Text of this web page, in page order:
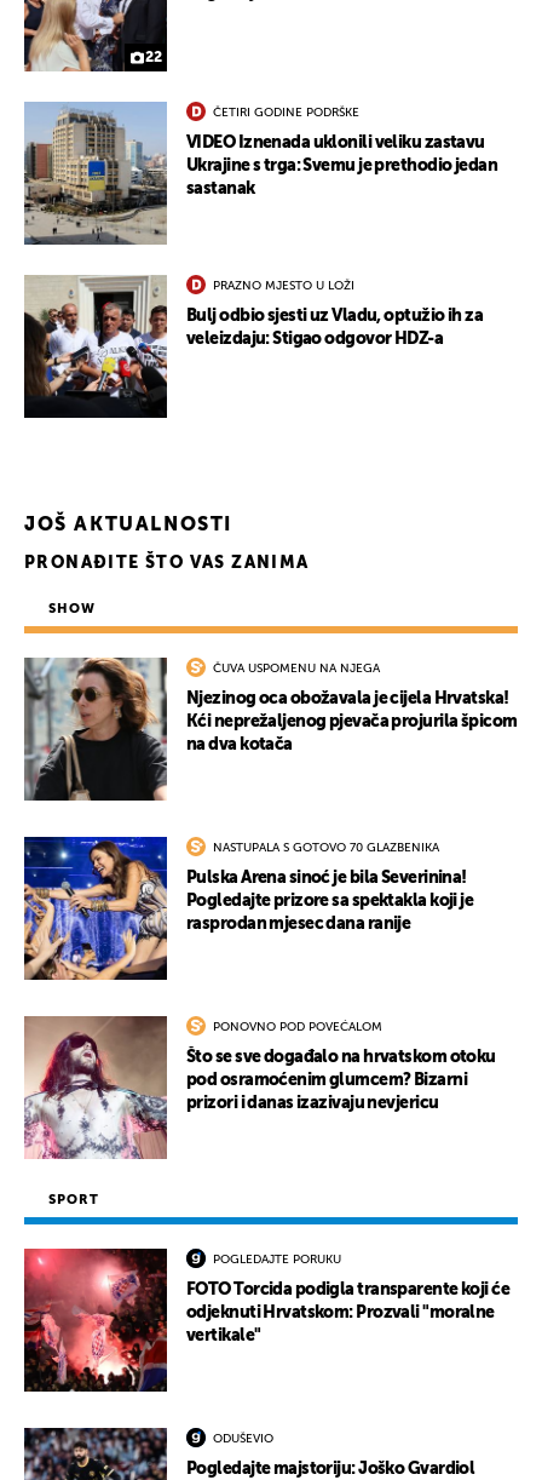
22
ČETIRI GODINE PODRŠKE
VIDEO Iznenada uklonili veliku zastavu
Ukrajine s trga: Svemu je prethodio jedan
sastanak
PRAZNO MJESTO U LOŽI
Bulj odbio sjesti uz Vladu, optužio ih za
veleizdaju: Stigao odgovor HDZ-a
JOŠ AKTUALNOSTI
PRONAĐITE ŠTO VAS ZANIMA
SHOW
ČUVA USPOMENU NA NJEGA
Njezinog oca obožavala je cijela Hrvatska!
Kći neprežaljenog pjevača projurila špicom
na dva kotača
NASTUPALA S GOTOVO 70 GLAZBENIKA
Pulska Arena sinoć je bila Severinina!
Pogledajte prizore sa spektakla koji je
rasprodan mjesec dana ranije
PONOVNO POD POVEĆALOM
Što se sve događalo na hrvatskom otoku
pod osramoćenim glumcem? Bizarni
prizori i danas izazivaju nevjericu
SPORT
POGLEDAJTE PORUKU
FOTO Torcida podigla transparente koji će
odjeknuti Hrvatskom: Prozvali "moralne
vertikale"
ODUŠEVIO
Pogledajte majstoriju: Joško Gvardiol
UKLJUČITE NOTIFIKACIJE